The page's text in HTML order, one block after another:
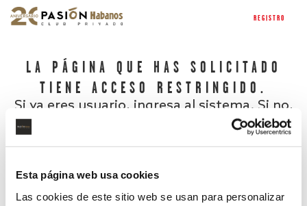
Esta página web usa cookies
Las cookies de este sitio web se usan para personalizar
REGISTRO
LA PÁGINA QUE HAS SOLICITADO
TIENE ACCESO RESTRINGIDO.
Si ya eres usuario, ingresa al sistema. Si no,